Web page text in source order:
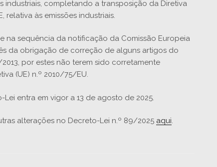
industriais, completando a transposição da Diretiva
relativa às emissões industriais.
na sequência da notificação da Comissão Europeia
da obrigação de correção de alguns artigos do
2013, por estes não terem sido corretamente
(UE) n.º 2010/75/EU.
Lei entra em vigor a 13 de agosto de 2025.
alterações no Decreto-Lei n.º 89/2025 aqui.